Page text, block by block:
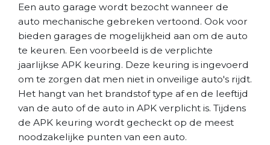
Een auto garage wordt bezocht wanneer de
auto mechanische gebreken vertoond. Ook voor
bieden garages de mogelijkheid aan om de auto
te keuren. Een voorbeeld is de verplichte
jaarlijkse APK keuring. Deze keuring is ingevoerd
om te zorgen dat men niet in onveilige auto's rijdt.
Het hangt van het brandstof type af en de leeftijd
van de auto of de auto in APK verplicht is. Tijdens
de APK keuring wordt gecheckt op de meest
noodzakelijke punten van een auto.